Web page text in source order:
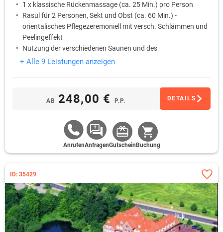
1 x klassische Rückenmassage (ca. 25 Min.) pro Person
Rasul für 2 Personen, Sekt und Obst (ca. 60 Min.) -
orientalisches Pflegezeremoniell mit versch. Schlämmen und
Peelingeffekt
Nutzung der verschiedenen Saunen und des
Entspannungsbereiches im SilvaSPA
+ Alle 9 Leistungen anzeigen
AB 248,00 € P.P. DETAILS
AnrufenAnfragenGutschein Buchung
ID: 35429